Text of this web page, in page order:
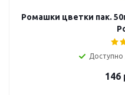
Ромашки цветки пак.
Доступно
146